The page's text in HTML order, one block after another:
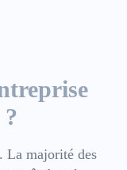
?
La majorité des